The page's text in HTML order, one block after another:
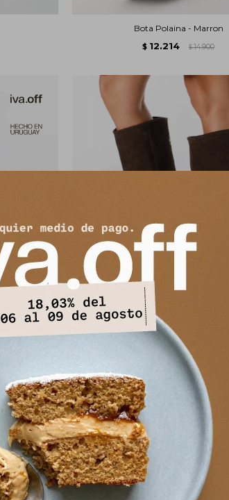
Bota Polaina - Marron
$ 12.214 $ 14.900
Bota Almendrada - Marron
$